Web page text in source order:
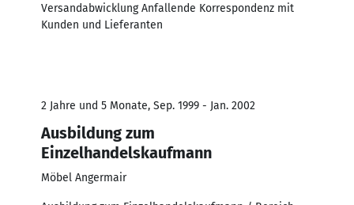
Versandabwicklung Anfallende Korrespondenz mit
Kunden und Lieferanten
2 Jahre und 5 Monate, Sep. 1999 - Jan. 2002
Ausbildung zum
Einzelhandelskaufmann
Möbel Angermair